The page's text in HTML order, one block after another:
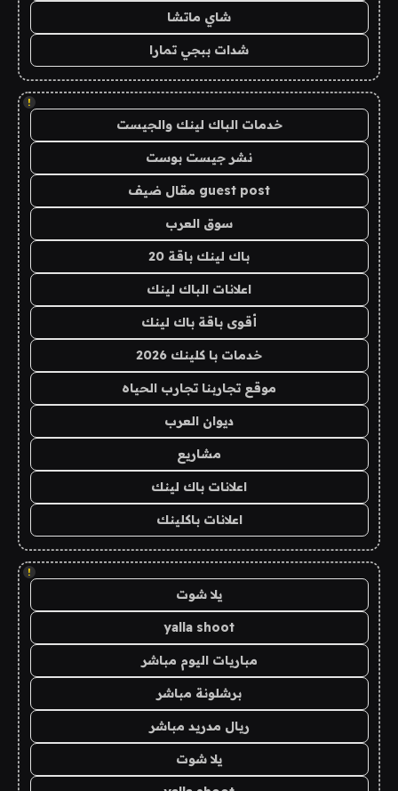
شاي ماتشا
شدات ببجي تمارا
!
خدمات الباك لينك والجيست
نشر جيست بوست
guest post مقال ضيف
سوق العرب
باك لينك باقة 20
اعلانات الباك لينك
أقوى باقة باك لينك
خدمات با كلينك 2026
موقع تجاربنا تجارب الحياه
ديوان العرب
مشاريع
اعلانات باك لينك
اعلانات باكلينك
!
يلا شوت
yalla shoot
مباريات اليوم مباشر
برشلونة مباشر
ريال مدريد مباشر
يلا شوت